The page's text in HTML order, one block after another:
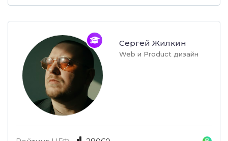
Сергей Жилкин
Web и Product дизайн